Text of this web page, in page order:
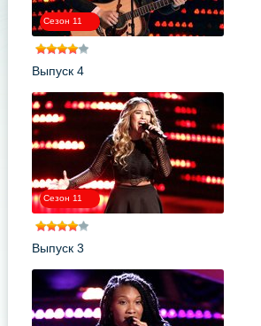
Сезон 11
Выпуск 4
Сезон 11
Выпуск 3